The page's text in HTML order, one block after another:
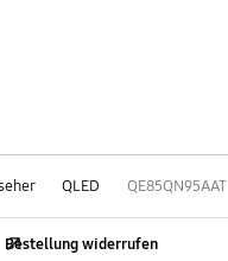
QLED QE85QN95AAT
Bestellung widerrufen